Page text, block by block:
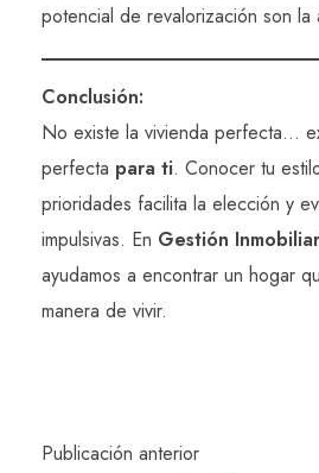
potencial de revalorización son la
Conclusión:
No existe la vivienda perfecta…
perfecta para ti. Conocer tu
prioridades facilita la elección y
impulsivas. En Gestión
ayudamos a encontrar un hogar
manera de vivir.
Publicación anterior